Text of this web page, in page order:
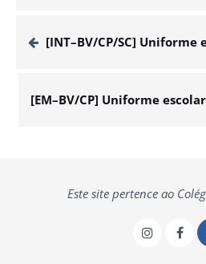
[INT–BV/CP/SC] Uniforme
Este site pertence ao